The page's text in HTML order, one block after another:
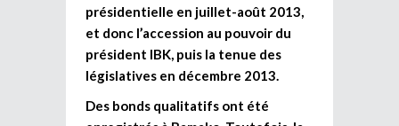
présidentielle en juillet-août 2013,
et donc l’accession au pouvoir du
président IBK, puis la tenue des
législatives en décembre 2013.
Des bonds qualitatifs ont été